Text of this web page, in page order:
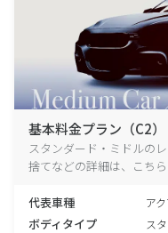
基本料金プラン（C2）
スタンダード・ミドルの
捨てなどの詳細は、こち
代表車種 ア
ボディタイプ ス